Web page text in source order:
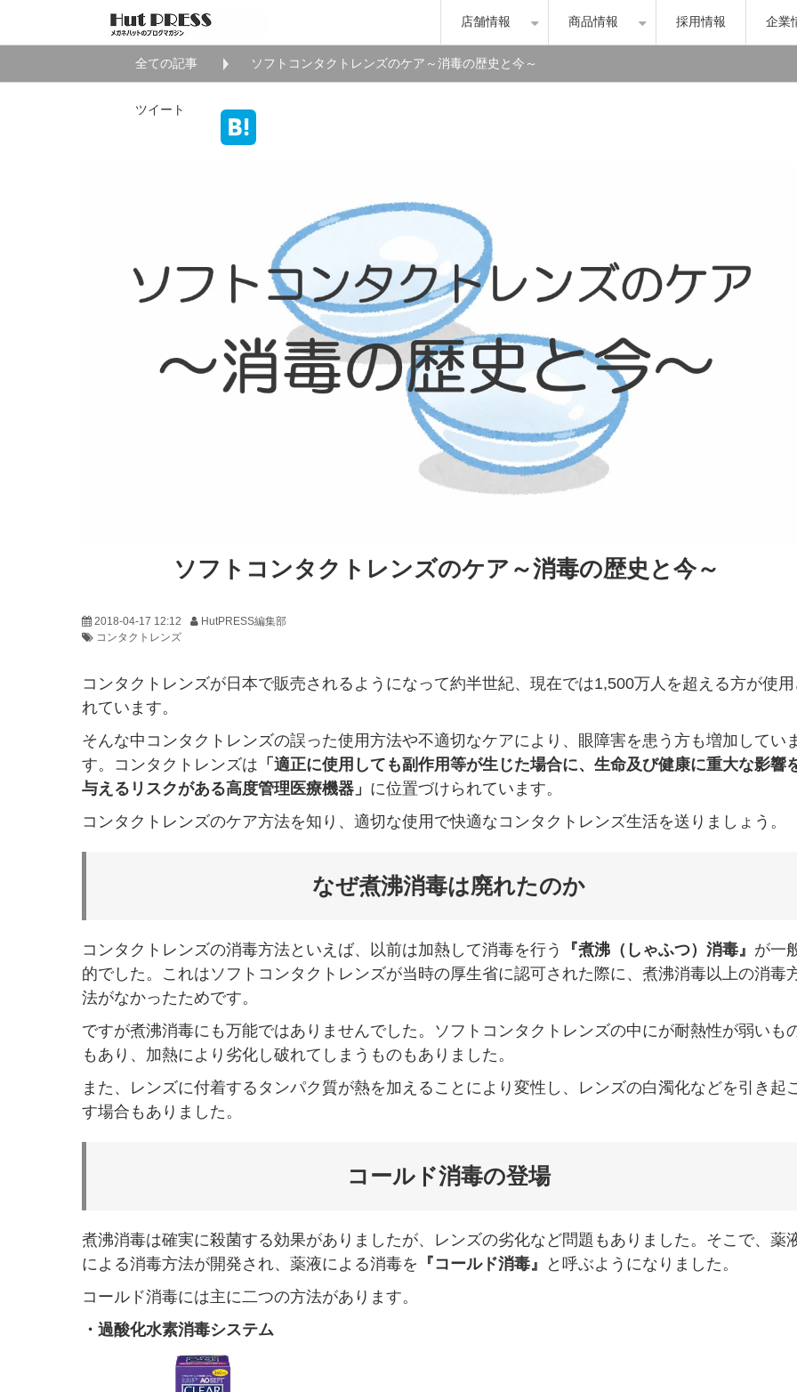
店舗情報 商品情報 採用情報 企業
全ての記事 ソフトコンタクトレンズのケア～消毒の歴史と今～
ツイート
ソフトコンタクトレンズのケア～消毒の歴史と今～
2018-04-17 12:12
HutPRESS編集部
コンタクトレンズ
コンタクトレンズが日本で販売されるようになって約半世紀、現在では1,500万人を超える方が使
れています。
そんな中コンタクトレンズの誤った使用方法や不適切なケアにより、眼障害を患う方も増加してい
す。コンタクトレンズは 「適正に使用しても副作用等が生じた場合に、生命及び健康に重大な影響
与えるリスクがある高度管理医療機器」 に位置づけられています。
コンタクトレンズのケア方法を知り、適切な使用で快適なコンタクトレンズ生活を送りましょう。
なぜ煮沸消毒は廃れたのか
コンタクトレンズの消毒方法といえば、以前は加熱して消毒を行う 『煮沸（しゃふつ）消毒』 が一
的でした。これはソフトコンタクトレンズが当時の厚生省に認可された際に、煮沸消毒以上の消毒
法がなかったためです。
ですが煮沸消毒にも万能ではありませんでした。ソフトコンタクトレンズの中にが耐熱性が弱いも
もあり、加熱により劣化し破れてしまうものもありました。
また、レンズに付着するタンパク質が熱を加えることにより変性し、レンズの白濁化などを引き起
す場合もありました。
コールド消毒の登場
煮沸消毒は確実に殺菌する効果がありましたが、レンズの劣化など問題もありました。そこで、薬
による消毒方法が開発され、薬液による消毒を 『コールド消毒』
と呼ぶようになりました。
コールド消毒には主に二つの方法があります。
・過酸化水素消毒システム